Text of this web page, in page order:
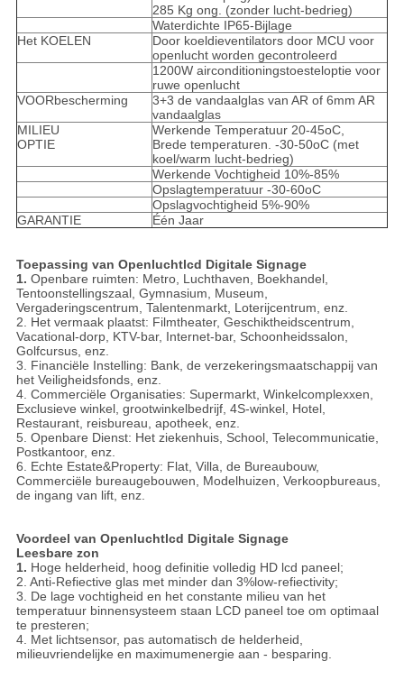
285 Kg ong. (zonder lucht-bedrieg)
Waterdichte IP65-Bijlage
Het KOELEN
Door koeldieventilators door MCU voor
openlucht worden gecontroleerd
1200W airconditioningstoesteloptie voor
ruwe openlucht
VOORbescherming
3+3 de vandaalglas van AR of 6mm AR
vandaalglas
MILIEU
OPTIE
Werkende Temperatuur 20-45oC,
Brede temperaturen. -30-50oC (met
koel/warm lucht-bedrieg)
Werkende Vochtigheid 10%-85%
Opslagtemperatuur -30-60oC
Opslagvochtigheid 5%-90%
GARANTIE
Één Jaar
Toepassing van Openluchtlcd Digitale Signage
1. Openbare ruimten: Metro, Luchthaven, Boekhandel,
Tentoonstellingszaal, Gymnasium, Museum,
Vergaderingscentrum, Talentenmarkt, Loterijcentrum, enz.
2. Het vermaak plaatst: Filmtheater, Geschiktheidscentrum,
Vacational-dorp, KTV-bar, Internet-bar, Schoonheidssalon,
Golfcursus, enz.
3. Financiële Instelling: Bank, de verzekeringsmaatschappij van
het Veiligheidsfonds, enz.
4. Commerciële Organisaties: Supermarkt, Winkelcomplexxen,
Exclusieve winkel, grootwinkelbedrijf, 4S-winkel, Hotel,
Restaurant, reisbureau, apotheek, enz.
5. Openbare Dienst: Het ziekenhuis, School, Telecommunicatie,
Postkantoor, enz.
6. Echte Estate&Property: Flat, Villa, de Bureaubouw,
Commerciële bureaugebouwen, Modelhuizen, Verkoopbureaus,
de ingang van lift, enz.
Voordeel van Openluchtlcd Digitale Signage
Leesbare zon
1. Hoge helderheid, hoog definitie volledig HD lcd paneel;
2. Anti-Refiective glas met minder dan 3%low-refiectivity;
3. De lage vochtigheid en het constante milieu van het
temperatuur binnensysteem staan LCD paneel toe om optimaal
te presteren;
4. Met lichtsensor, pas automatisch de helderheid,
milieuvriendelijke en maximumenergie aan - besparing.